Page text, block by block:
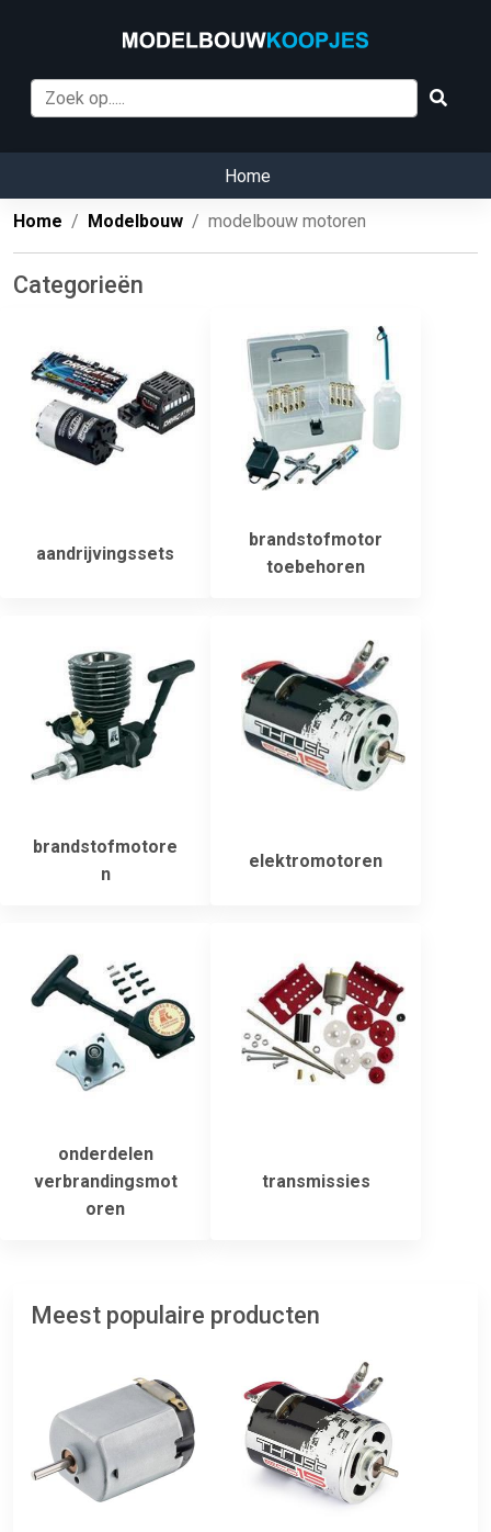
Home
Home Modelbouw modelbouw motoren
Categorieën
aandrijvingssets
brandstofmotor
toebehoren
brandstofmotore
n
elektromotoren
onderdelen
verbrandingsmot
oren
transmissies
Meest populaire producten